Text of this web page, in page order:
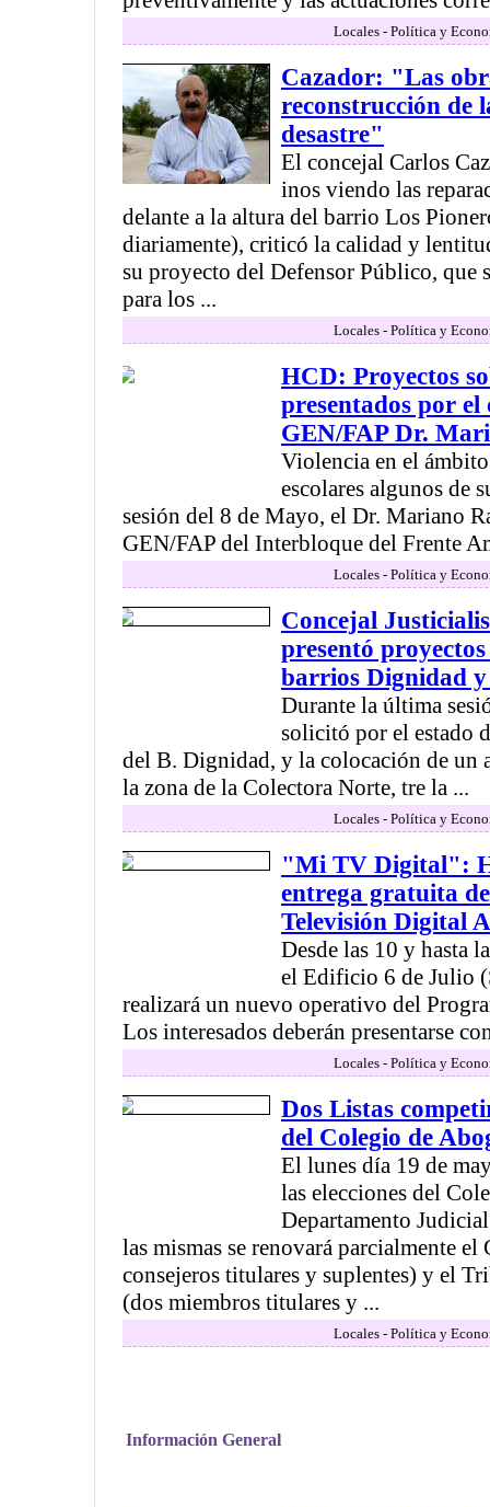
Locales - Política y
Cazador: "Las
reconstrucción de
desastre"
El concejal Carlos
inos viendo las
delante a la altura del barrio Los
diariamente), criticó la calidad y
su proyecto del Defensor Público, que
para los ...
Locales - Política y
HCD: Proyectos
presentados por el
GEN/FAP Dr.
Violencia en el
escolares algunos de
sesión del 8 de Mayo, el Dr. Mariano
GEN/FAP del Interbloque del Frente
Locales - Política y
Concejal
presentó
barrios Dignidad
Durante la última
solicitó por el estado
del B. Dignidad, y la colocación de un
la zona de la Colectora Norte, tre la ...
Locales - Política y
"Mi TV Digital":
entrega gratuita
Televisión Digital
Desde las 10 y hasta
el Edificio 6 de Julio
realizará un nuevo operativo del
Los interesados deberán presentarse
Locales - Política y
Dos Listas
del Colegio de
El lunes día 19 de
las elecciones del
Departamento
las mismas se renovará parcialmente
consejeros titulares y suplentes) y el
(dos miembros titulares y ...
Locales - Política y
Información General